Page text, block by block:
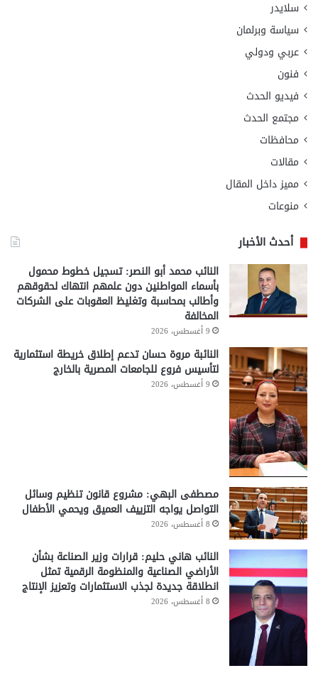
سلايدر
سياسة وبرلمان
عربي ودولي
فنون
فيديو الحدث
مجتمع الحدث
محافظات
مقالات
مميز داخل المقال
منوعات
أحدث الأخبار
النائب محمد أبو النصر: تسجيل خطوط محمول
بأسماء المواطنين دون علمهم انتهاك لحقوقهم
وأطالب بمحاسبة وتغليظ العقوبات على الشركات
المخالفة
9 أغسطس، 2026
النائبة مروة حسان تدعم إطلاق خريطة استثمارية
لتأسيس فروع للجامعات المصرية بالخارج
9 أغسطس، 2026
مصطفى البهي: مشروع قانون تنظيم وسائل
التواصل يواجه التزييف العميق ويحمي الأطفال
8 أغسطس، 2026
النائب هاني حليم: قرارات وزير الصناعة بشأن
الأراضي الصناعية والمنظومة الرقمية تمثل
انطلاقة جديدة لجذب الاستثمارات وتعزيز الإنتاج
8 أغسطس، 2026